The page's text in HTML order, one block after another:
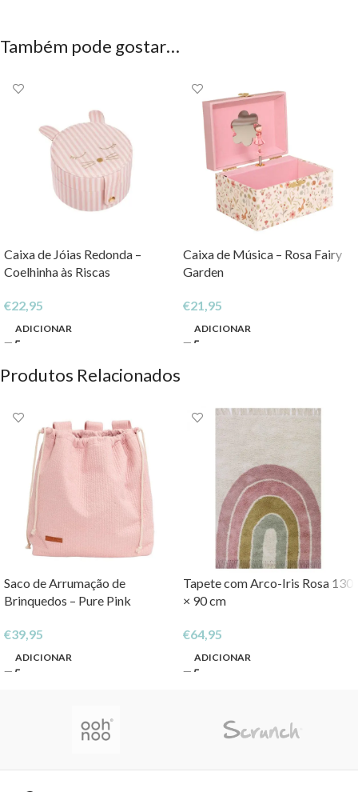
Também pode gostar…
Caixa de Jóias Redonda –
Coelhinha às Riscas
€22,95
ADICIONAR
Caixa de Música – Rosa Fairy
Garden
€21,95
ADICIONAR
Produtos Relacionados
Saco de Arrumação de
Brinquedos – Pure Pink
€39,95
ADICIONAR
Tapete com Arco-Iris Rosa 130
× 90 cm
€64,95
ADICIONAR